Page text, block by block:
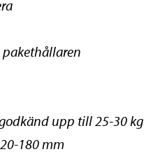
upp till 25-30 kg
180 mm